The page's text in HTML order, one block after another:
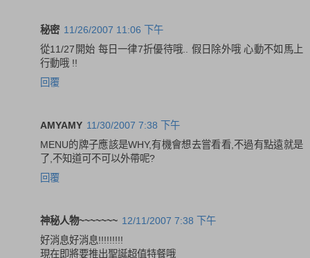
秘密 11/26/2007 11:06 下午
從11/27開始 每日一律7折優待哦.. 假日除外哦 心動不如馬上
行動哦 !!
回覆
AMYAMY 11/30/2007 7:38 下午
MENU的牌子應該是WHY,有機會想去嘗看看,不過有點遠就是
了,不知道可不可以外帶呢?
回覆
神秘人物~~~~~~~ 12/11/2007 7:38 下午
好消息好消息!!!!!!!!!
現在即將要推出聖誕超值特餐哦